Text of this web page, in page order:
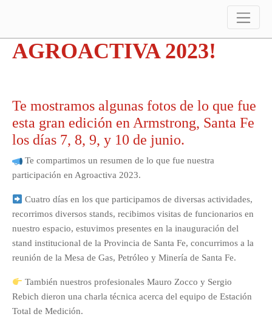
AGROACTIVA 2023!
Te mostramos algunas fotos de lo que fue
esta gran edición en Armstrong, Santa Fe
los días 7, 8, 9, y 10 de junio.
Te compartimos un resumen de lo que fue nuestra
participación en Agroactiva 2023.
Cuatro días en los que participamos de diversas actividades,
recorrimos diversos stands, recibimos visitas de funcionarios en
nuestro espacio, estuvimos presentes en la inauguración del
stand institucional de la Provincia de Santa Fe, concurrimos a la
reunión de la Mesa de Gas, Petróleo y Minería de Santa Fe.
También nuestros profesionales Mauro Zocco y Sergio
Rebich dieron una charla técnica acerca del equipo de Estación
Total de Medición.